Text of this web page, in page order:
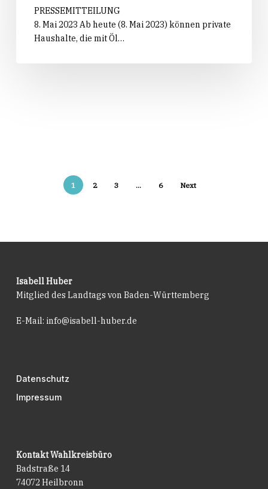
können
heute
Telefon-
Hotline
Betroffene
PRESSEMITTEILUNG
8. Mai 2023 Ab heute (8. Mai 2023) können private
Haushalte, die mit Öl…
1 2 3 … 6 Next
Isabell Huber
Mitglied des Landtags von Baden-Württemberg
E-Mail: info@isabell-huber.de
Datenschutz
Impressum
Kontakt Wahlkreisbüro
Badstraße 14
74072 Heilbronn